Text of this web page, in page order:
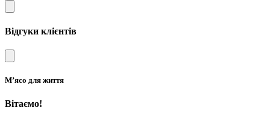
Відгуки клієнтів
М’ясо для життя
Вітаємо!